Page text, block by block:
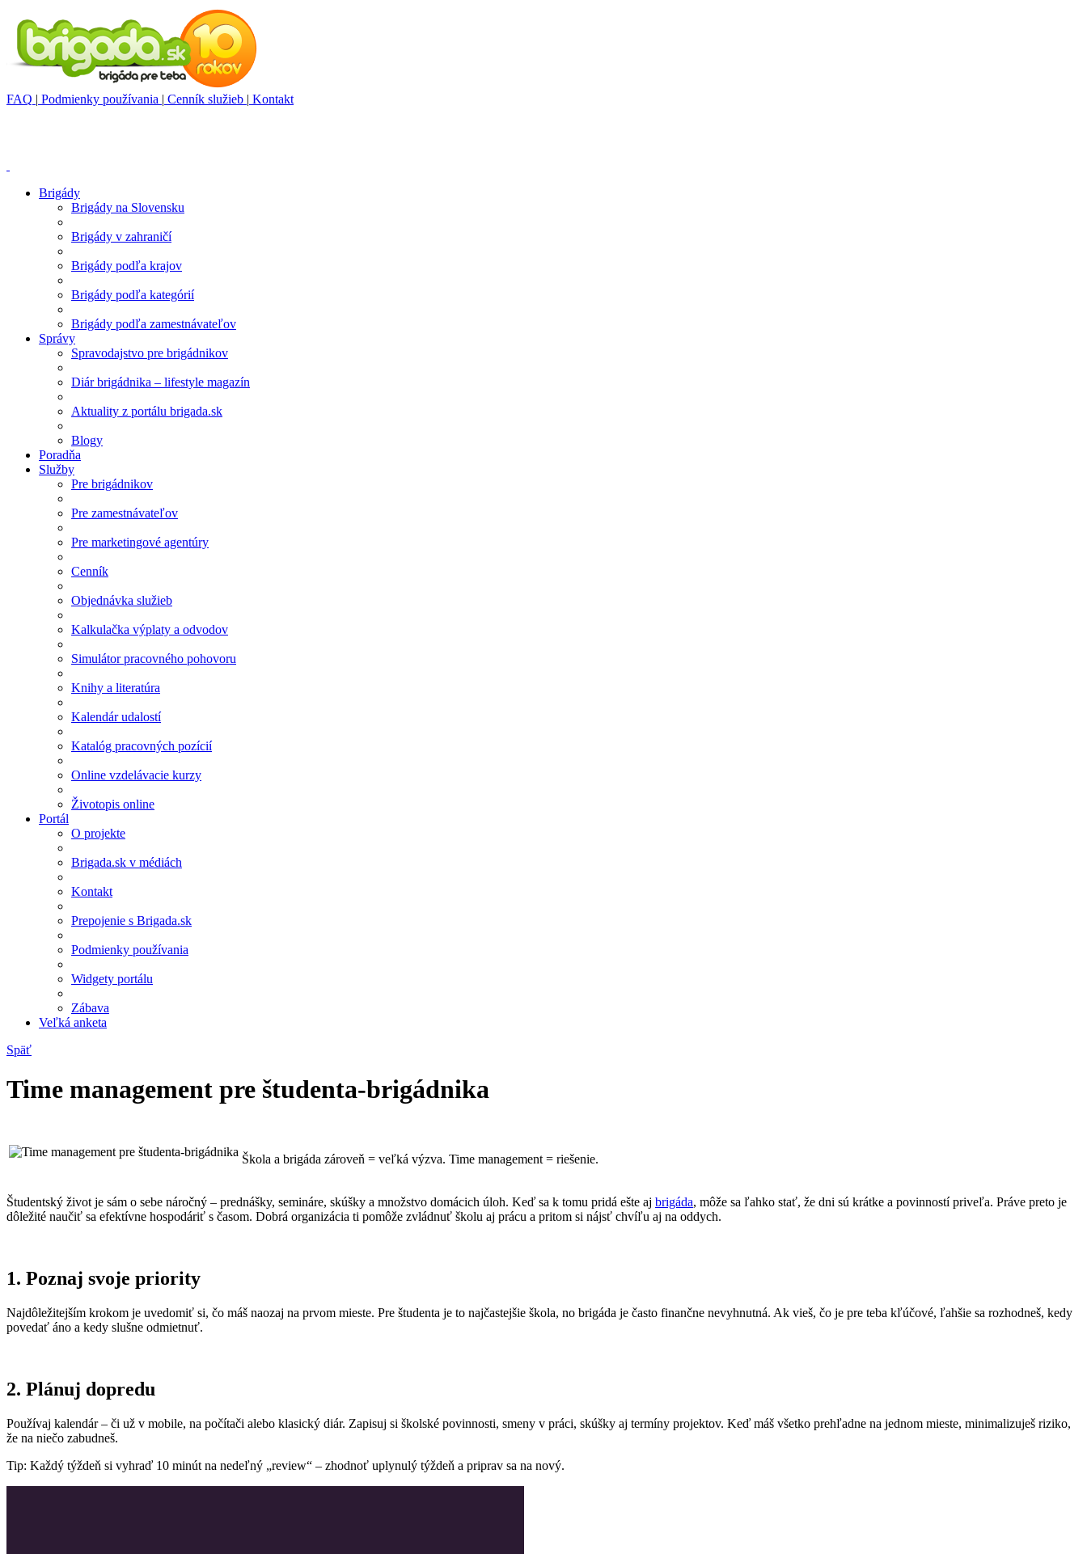
FAQ | Podmienky používania | Cenník služieb | Kontakt
Brigády
Brigády na Slovensku
Brigády v zahraničí
Brigády podľa krajov
Brigády podľa kategórií
Brigády podľa zamestnávateľov
Správy
Spravodajstvo pre brigádnikov
Diár brigádnika – lifestyle magazín
Aktuality z portálu brigada.sk
Blogy
Poradňa
Služby
Pre brigádnikov
Pre zamestnávateľov
Pre marketingové agentúry
Cenník
Objednávka služieb
Kalkulačka výplaty a odvodov
Simulátor pracovného pohovoru
Knihy a literatúra
Kalendár udalostí
Katalóg pracovných pozícií
Online vzdelávacie kurzy
Životopis online
Portál
O projekte
Brigada.sk v médiách
Kontakt
Prepojenie s Brigada.sk
Podmienky používania
Widgety portálu
Zábava
Veľká anketa
Späť
Time management pre študenta-brigádnika
Škola a brigáda zároveň = veľká výzva. Time management = riešenie.
Študentský život je sám o sebe náročný – prednášky, semináre, skúšky a množstvo domácich úloh. Keď sa k tomu pridá ešte aj brigáda, môže sa ľahko stať, že dni sú krátke a povinností priveľa. Práve preto je
dôležité naučiť sa efektívne hospodáriť s časom. Dobrá organizácia ti pomôže zvládnuť školu aj prácu a pritom si nájsť chvíľu aj na oddych.
1. Poznaj svoje priority
Najdôležitejším krokom je uvedomiť si, čo máš naozaj na prvom mieste. Pre študenta je to najčastejšie škola, no brigáda je často finančne nevyhnutná. Ak vieš, čo je pre teba kľúčové, ľahšie sa rozhodneš, kedy
povedať áno a kedy slušne odmietnuť.
2. Plánuj dopredu
Používaj kalendár – či už v mobile, na počítači alebo klasický diár. Zapisuj si školské povinnosti, smeny v práci, skúšky aj termíny projektov. Keď máš všetko prehľadne na jednom mieste, minimalizuješ riziko,
že na niečo zabudneš.
Tip: Každý týždeň si vyhraď 10 minút na nedeľný „review“ – zhodnoť uplynulý týždeň a priprav sa na nový.